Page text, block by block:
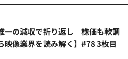
一の減収で折り返し 株価も軟調
映像業界を読み解く】#78 3枚目